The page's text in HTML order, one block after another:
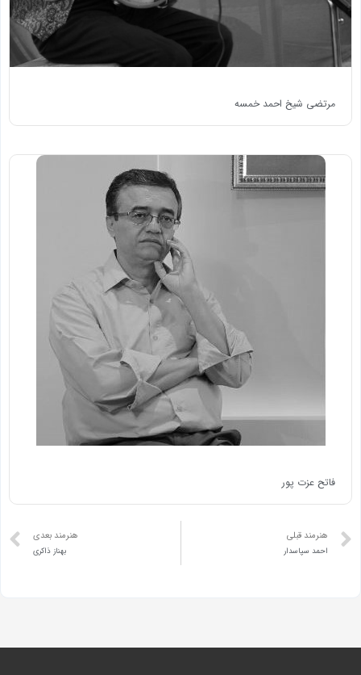
مرتضی شیخ احمد خمسه
فاتح عزت پور
هنرمند قبلی
احمد سپاسدار
هنرمند بعدی
بهناز ذاکری